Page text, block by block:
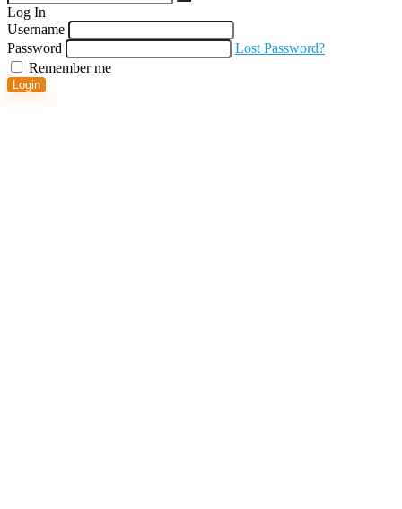
Log In
Username
Password
Lost Password?
Remember me
Login